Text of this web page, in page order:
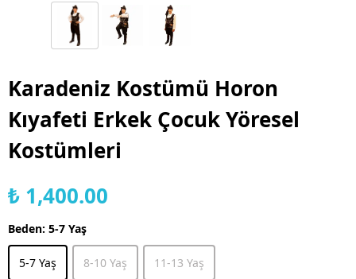
Karadeniz Kostümü Horon
Kıyafeti Erkek Çocuk Yöresel
Kostümleri
₺ 1,400.00
Beden: 5-7 Yaş
5-7 Yaş 8-10 Yaş 11-13 Yaş